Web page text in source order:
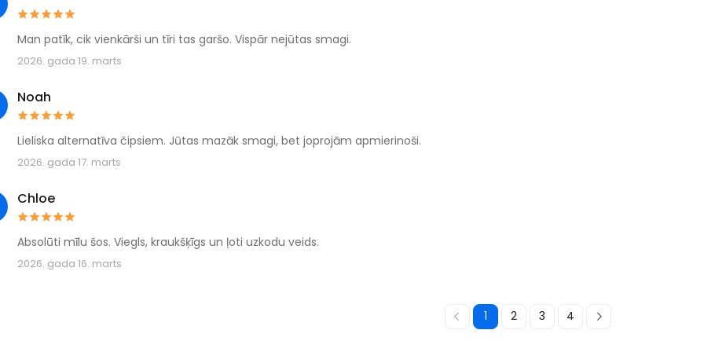
Man patīk, cik vienkārši un tīri tas garšo. Vispār nejūtas smagi.
2026. gada 19. marts
Noah
Lieliska alternatīva čipsiem. Jūtas mazāk smagi, bet joprojām apmierinoši.
2026. gada 17. marts
Chloe
Absolūti mīlu šos. Viegls, kraukšķīgs un ļoti uzkodu veids.
2026. gada 16. marts
1 2 3 4